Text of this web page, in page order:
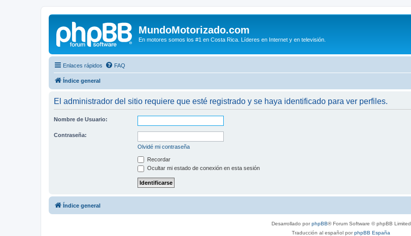
MundoMotorizado.com
En motores somos los #1 en Costa Rica. Líderes en Internet y en televisión.
Enlaces rápidos FAQ
Índice general
El administrador del sitio requiere que esté registrado y se haya identificado para ver perfiles.
Nombre de Usuario:
Contraseña:
Olvidé mi contraseña
Recordar
Ocultar mi estado de conexión en esta sesión
Índice general
Desarrollado porphpBB® Forum Software © phpBB Limited
Traducción al español porphpBB España